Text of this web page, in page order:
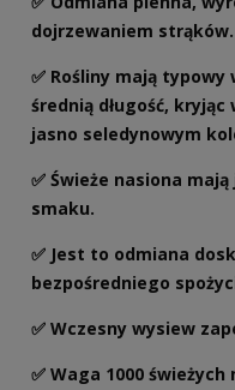
dojrzewaniem strąków.
✅ Rośliny mają
średnią długość,
jasno seledynowym
✅ Świeże nasiona
smaku.
✅ Jest to odmiana
bezpośredniego
✅ Wczesny wysiew
✅ Waga 1000